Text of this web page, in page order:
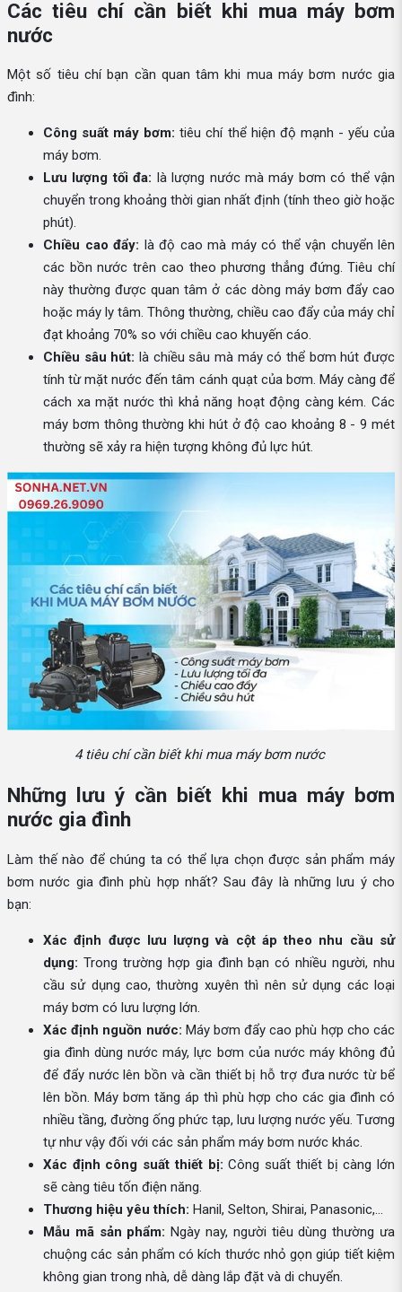
Các tiêu chí cần biết khi mua máy bơm
nước
Một số tiêu chí bạn cần quan tâm khi mua máy bơm nước gia
đình:
Công suất máy bơm: tiêu chí thể hiện độ mạnh - yếu của
máy bơm.
Lưu lượng tối đa: là lượng nước mà máy bơm có thể vận
chuyển trong khoảng thời gian nhất định (tính theo giờ hoặc
phút).
Chiều cao đẩy: là độ cao mà máy có thể vận chuyển lên
các bồn nước trên cao theo phương thẳng đứng. Tiêu chí
này thường được quan tâm ở các dòng máy bơm đẩy cao
hoặc máy ly tâm. Thông thường, chiều cao đẩy của máy chỉ
đạt khoảng 70% so với chiều cao khuyến cáo.
Chiều sâu hút: là chiều sâu mà máy có thể bơm hút được
tính từ mặt nước đến tâm cánh quạt của bơm. Máy càng để
cách xa mặt nước thì khả năng hoạt động càng kém. Các
máy bơm thông thường khi hút ở độ cao khoảng 8 - 9 mét
thường sẽ xảy ra hiện tượng không đủ lực hút.
4 tiêu chí cần biết khi mua máy bơm nước
Những lưu ý cần biết khi mua máy bơm
nước gia đình
Làm thế nào để chúng ta có thể lựa chọn được sản phẩm máy
bơm nước gia đình phù hợp nhất? Sau đây là những lưu ý cho
bạn:
Xác định được lưu lượng và cột áp theo nhu cầu sử
dụng: Trong trường hợp gia đình bạn có nhiều người, nhu
cầu sử dụng cao, thường xuyên thì nên sử dụng các loại
máy bơm có lưu lượng lớn.
Xác định nguồn nước: Máy bơm đẩy cao phù hợp cho các
gia đình dùng nước máy, lực bơm của nước máy không đủ
để đẩy nước lên bồn và cần thiết bị hỗ trợ đưa nước từ bể
lên bồn. Máy bơm tăng áp thì phù hợp cho các gia đình có
nhiều tầng, đường ống phức tạp, lưu lượng nước yếu. Tương
tự như vậy đối với các sản phẩm máy bơm nước khác.
Xác định công suất thiết bị: Công suất thiết bị càng lớn
sẽ càng tiêu tốn điện năng.
Thương hiệu yêu thích: Hanil, Selton, Shirai, Panasonic,...
Mẫu mã sản phẩm: Ngày nay, người tiêu dùng thường ưa
chuộng các sản phẩm có kích thước nhỏ gọn giúp tiết kiệm
không gian trong nhà, dễ dàng lắp đặt và di chuyển.